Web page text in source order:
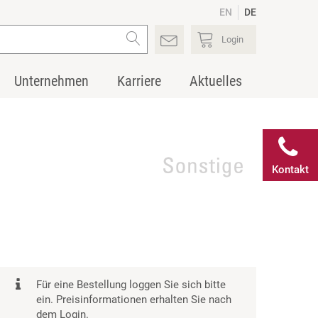
EN DE
Login
Unternehmen Karriere Aktuelles
Kontakt
Für eine Bestellung loggen Sie sich bitte
ein. Preisinformationen erhalten Sie nach
dem Login.